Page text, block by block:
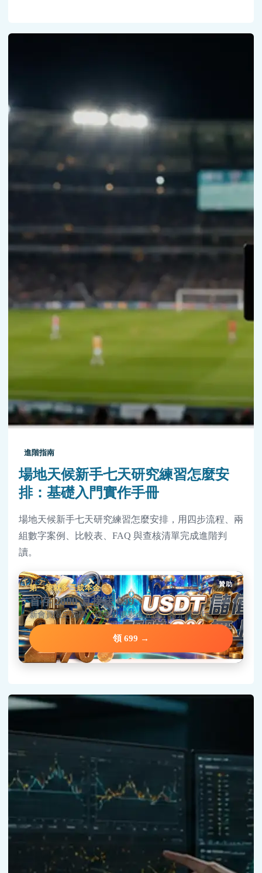
進階指南
場地天候新手七天研究練習怎麼安
排：基礎入門實作手冊
場地天候新手七天研究練習怎麼安排，用四步流程、兩
組數字案例、比較表、FAQ 與查核清單完成進階判
讀。
贊助
第一筆就多三成本金
首存 2000 直接送 699
新會員限定加碼，碼量只要彩金五倍，領完就能玩。
領 699 →